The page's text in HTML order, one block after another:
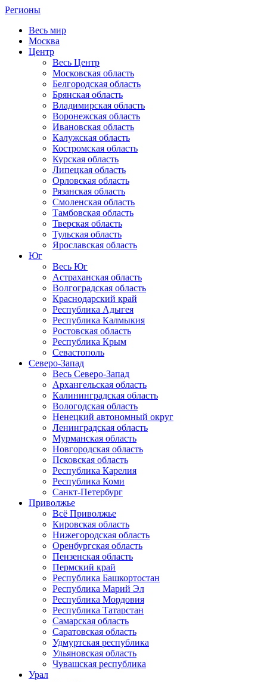
Регионы
Весь мир
Москва
Центр
Весь Центр
Московская область
Белгородская область
Брянская область
Владимирская область
Воронежская область
Ивановская область
Калужская область
Костромская область
Курская область
Липецкая область
Орловская область
Рязанская область
Смоленская область
Тамбовская область
Тверская область
Тульская область
Ярославская область
Юг
Весь Юг
Астраханская область
Волгоградская область
Краснодарский край
Республика Адыгея
Республика Калмыкия
Ростовская область
Республика Крым
Севастополь
Северо-Запад
Весь Северо-Запад
Архангельская область
Калининградская область
Вологодская область
Ненецкий автономный округ
Ленинградская область
Мурманская область
Новгородская область
Псковская область
Республика Карелия
Республика Коми
Санкт-Петербург
Приволжье
Всё Приволжье
Кировская область
Нижегородская область
Оренбургская область
Пензенская область
Пермский край
Республика Башкортостан
Республика Марий Эл
Республика Мордовия
Республика Татарстан
Самарская область
Саратовская область
Удмуртская республика
Ульяновская область
Чувашская республика
Урал